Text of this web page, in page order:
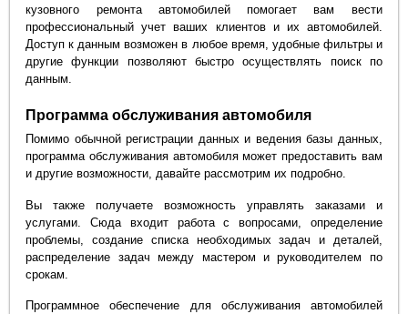
кузовного ремонта автомобилей помогает вам вести
профессиональный учет ваших клиентов и их автомобилей.
Доступ к данным возможен в любое время, удобные фильтры и
другие функции позволяют быстро осуществлять поиск по
данным.
Программа обслуживания автомобиля
Помимо обычной регистрации данных и ведения базы данных,
программа обслуживания автомобиля может предоставить вам
и другие возможности, давайте рассмотрим их подробно.
Вы также получаете возможность управлять заказами и
услугами. Сюда входит работа с вопросами, определение
проблемы, создание списка необходимых задач и деталей,
распределение задач между мастером и руководителем по
срокам.
Программное обеспечение для обслуживания автомобилей